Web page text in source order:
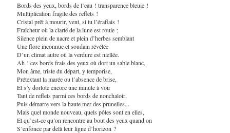
Bords des yeux, bords de l’eau ! transparence bleuie !
Multiplication fragile des reflets !
Cristal prêt à mourir, vent, si tu l’éraflais !
Fraîcheur où la clarté de la lune est rouie ;
Silence plein de nacre et plein d’herbes semblant
Une flore inconnue et soudain révélée
D’un climat autre où la verdure est niellée.
Ah ! ces bords frais des yeux où dort un sable blanc,
Mon âme, triste du départ, y temporise,
Prétextant la marée ou l’absence de brise,
Et s’y dorlote encore une minute à voir
Tant de reflets parmi ces bords de nonchaloir,
Puis démarre vers la haute mer des prunelles...
Mais quel monde nouveau, quels pôles sont en elles,
Et qu’est-ce qu’on rencontre au bout des yeux quand on
S’enfonce par delà leur ligne d’horizon ?